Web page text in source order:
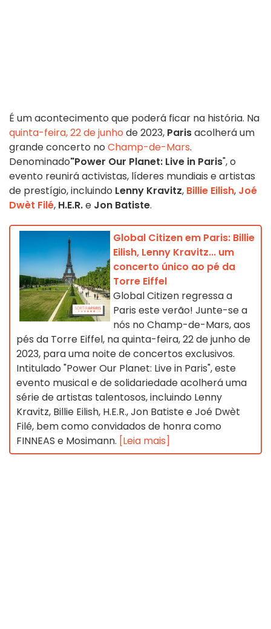
É um acontecimento que poderá ficar na história. Na
quinta-feira, 22 de junho de 2023, Parisacolherá um
grande concerto no Champ-de-Mars.
Denominado"Power Our Planet: Live in Paris", o
evento reunirá activistas, líderes mundiais e artistas
de prestígio, incluindo Lenny Kravitz, Billie Eilish, Joé
Dwèt Filé, H.E.R.e Jon Batiste.
Global Citizen em Paris: Billie
Eilish, Lenny Kravitz... um
concerto único ao pé da
Torre Eiffel
Global Citizen regressa a
Paris este verão! Junte-se a
nós no Champ-de-Mars, aos
pés da Torre Eiffel, na quinta-feira, 22 de junho de
2023, para uma noite de concertos exclusivos.
Intitulado "Power Our Planet: Live in Paris", este
evento musical e de solidariedade acolherá uma
série de artistas talentosos, incluindo Lenny
Kravitz, Billie Eilish, H.E.R., Jon Batiste e Joé Dwèt
Filé, bem como convidados de honra como
FINNEAS e Mosimann. [Leia mais]